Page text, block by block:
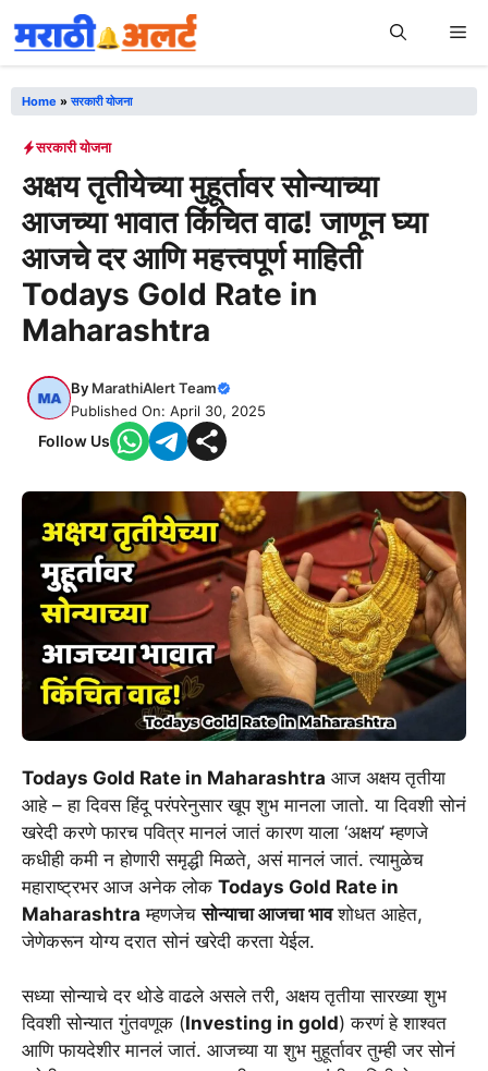
to
content
Home »सरकारी योजना
सरकारी योजना
अक्षय तृतीयेच्या मुहूर्तावर सोन्याच्या
आजच्या भावात किंचित वाढ! जाणून घ्या
आजचे दर आणि महत्त्वपूर्ण माहिती
Todays Gold Rate in
Maharashtra
By MarathiAlert Team
Published On: April 30, 2025
Follow Us
Todays Gold Rate in Maharashtra आज अक्षय तृतीया
आहे – हा दिवस हिंदू परंपरेनुसार खूप शुभ मानला जातो. या दिवशी सोनं
खरेदी करणे फारच पवित्र मानलं जातं कारण याला ‘अक्षय’ म्हणजे
कधीही कमी न होणारी समृद्धी मिळते, असं मानलं जातं. त्यामुळेच
महाराष्ट्रभर आज अनेक लोक Todays Gold Rate in
Maharashtra म्हणजेचसोन्याचा आजचा भावशोधत आहेत,
जेणेकरून योग्य दरात सोनं खरेदी करता येईल.
सध्या सोन्याचे दर थोडे वाढले असले तरी, अक्षय तृतीया सारख्या शुभ
दिवशी सोन्यात गुंतवणूक (Investing in gold) करणं हे शाश्वत
आणि फायदेशीर मानलं जातं. आजच्या या शुभ मुहूर्तावर तुम्ही जर सोनं